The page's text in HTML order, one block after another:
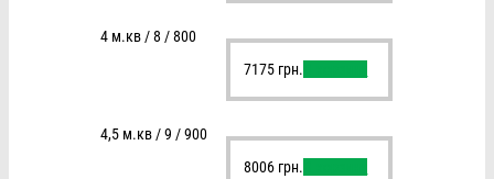
4 м.кв / 8 / 800
7175 грн.
4,5 м.кв / 9 / 900
8006 грн.